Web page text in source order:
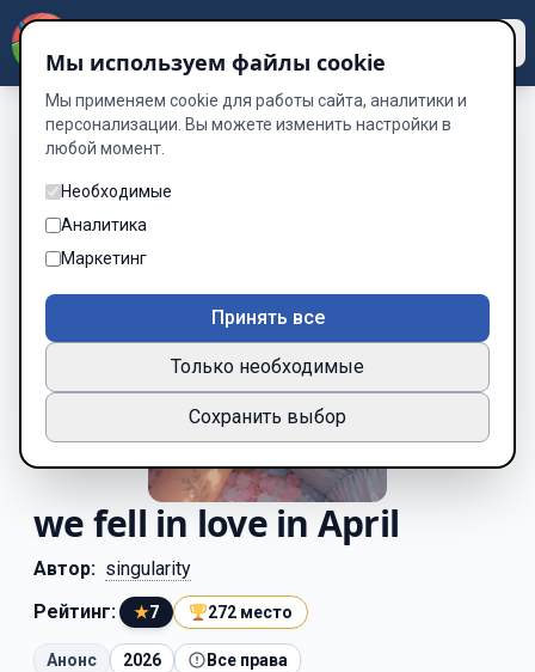
we fell in love in April
Автор: singularity
Рейтинг:
★7 272 место
Анонс 2026 Все права
Мы используем файлы cookie
Мы применяем cookie для работы сайта, аналитики и
персонализации. Вы можете изменить настройки в
любой момент.
Необходимые
Аналитика
Маркетинг
Принять все
Только необходимые
Сохранить выбор